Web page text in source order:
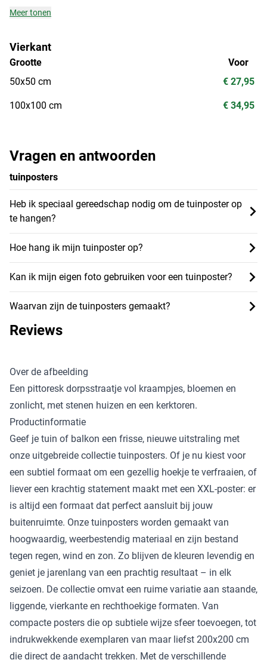
Vragen en antwoorden
tuinposters
Heb ik speciaal gereedschap nodig om de tuinposter op
te hangen?
Hoe hang ik mijn tuinposter op?
Kan ik mijn eigen foto gebruiken voor een tuinposter?
Waarvan zijn de tuinposters gemaakt?
Meer tonen
Vierkant
Grootte
50x50 cm
100x100 cm
Voor
€ 27,95
€ 34,95
Reviews
Over de afbeelding
Een pittoresk dorpsstraatje vol kraampjes, bloemen en
zonlicht, met stenen huizen en een kerktoren.
Productinformatie
Geef je tuin of balkon een frisse, nieuwe uitstraling met
onze uitgebreide collectie tuinposters. Of je nu kiest voor
een subtiel formaat om een gezellig hoekje te verfraaien, of
liever een krachtig statement maakt met een XXL-poster: er
is altijd een formaat dat perfect aansluit bij jouw
buitenruimte. Onze tuinposters worden gemaakt van
hoogwaardig, weerbestendig materiaal en zijn bestand
tegen regen, wind en zon. Zo blijven de kleuren levendig en
geniet je jarenlang van een prachtig resultaat – in elk
seizoen. De collectie omvat een ruime variatie aan staande,
liggende, vierkante en rechthoekige formaten. Van
compacte posters die op subtiele wijze sfeer toevoegen, tot
indrukwekkende exemplaren van maar liefst 200x200 cm
die direct de aandacht trekken. Met de verschillende